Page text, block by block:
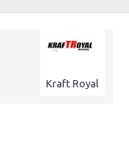
Kraft Royal